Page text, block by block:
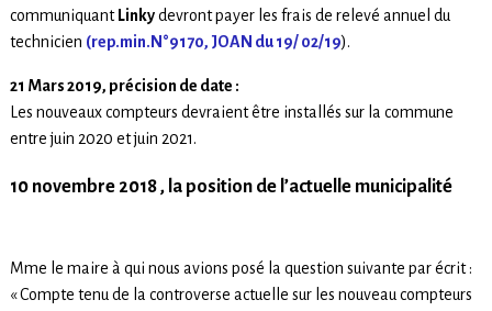
communiquant Linkydevront payer les frais de relevé annuel du
technicien (rep.min.N°9170, JOAN du 19/ 02/19).
21 Mars 2019, précision de date :
Les nouveaux compteurs devraient être installés sur la commune
entre juin 2020 et juin 2021.
10 novembre 2018 ,la position de l’actuelle municipalité
Mme le maire à qui nous avions posé la question suivante par écrit :
« Compte tenu de la controverse actuelle sur les nouveau compteurs